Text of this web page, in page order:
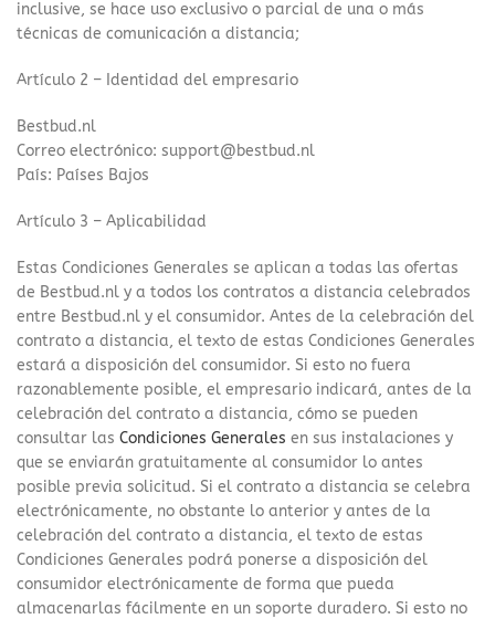
inclusive, se hace uso exclusivo o parcial de una o más
técnicas de comunicación a distancia;
Artículo 2 – Identidad del empresario
Bestbud.nl
Correo electrónico: support@bestbud.nl
País: Países Bajos
Artículo 3 – Aplicabilidad
Estas Condiciones Generales se aplican a todas las ofertas
de Bestbud.nl y a todos los contratos a distancia celebrados
entre Bestbud.nl y el consumidor. Antes de la celebración del
contrato a distancia, el texto de estas Condiciones Generales
estará a disposición del consumidor. Si esto no fuera
razonablemente posible, el empresario indicará, antes de la
celebración del contrato a distancia, cómo se pueden
consultar las Condiciones Generales en sus instalaciones y
que se enviarán gratuitamente al consumidor lo antes
posible previa solicitud. Si el contrato a distancia se celebra
electrónicamente, no obstante lo anterior y antes de la
celebración del contrato a distancia, el texto de estas
Condiciones Generales podrá ponerse a disposición del
consumidor electrónicamente de forma que pueda
almacenarlas fácilmente en un soporte duradero. Si esto no